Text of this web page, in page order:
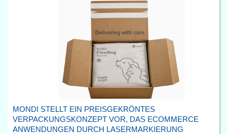
MONDI STELLT EIN PREISGEKRÖNTES
VERPACKUNGSKONZEPT VOR, DAS ECOMMERCE
ANWENDUNGEN DURCH LASERMARKIERUNG